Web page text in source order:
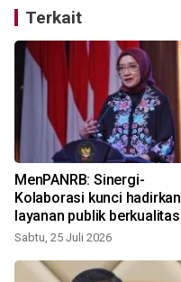
Terkait
MenPANRB: Sinergi-
Kolaborasi kunci hadirkan
layanan publik berkualitas
Sabtu, 25 Juli 2026